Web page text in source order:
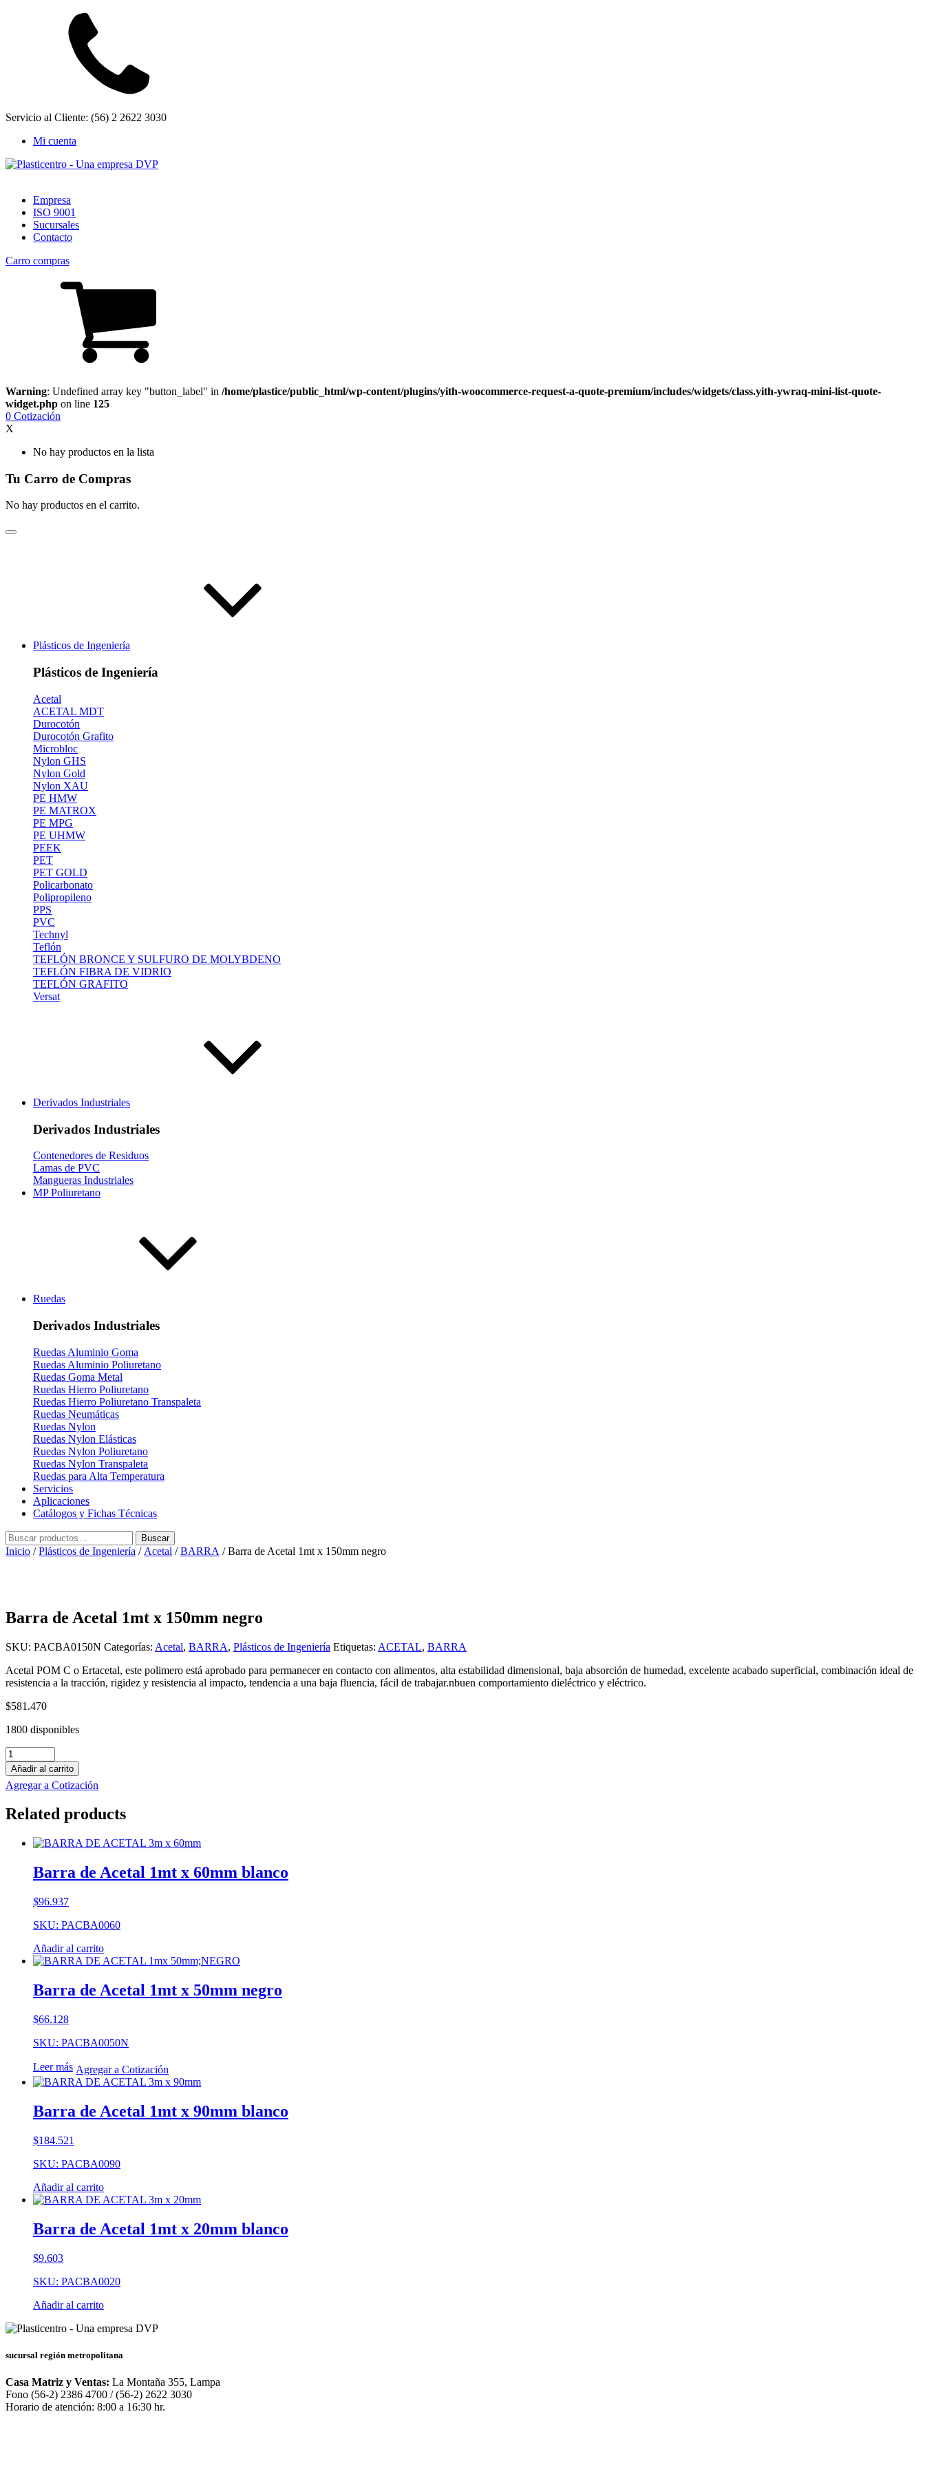
Servicio al Cliente: (56) 2 2622 3030
Mi cuenta
Empresa
ISO 9001
Sucursales
Contacto
Carro compras
Warning: Undefined array key "button_label" in /home/plastice/public_html/wp-content/plugins/yith-woocommerce-request-a-quote-premium/includes/widgets/class.yith-ywraq-mini-list-quote-
widget.php on line 125
0 Cotización
X
No hay productos en la lista
Tu Carro de Compras
No hay productos en el carrito.
Plásticos de Ingeniería
Plásticos de Ingeniería
Acetal
ACETAL MDT
Durocotón
Durocotón Grafito
Microbloc
Nylon GHS
Nylon Gold
Nylon XAU
PE HMW
PE MATROX
PE MPG
PE UHMW
PEEK
PET
PET GOLD
Policarbonato
Polipropileno
PPS
PVC
Technyl
Teflón
TEFLÓN BRONCE Y SULFURO DE MOLYBDENO
TEFLÓN FIBRA DE VIDRIO
TEFLÓN GRAFITO
Versat
Derivados Industriales
Derivados Industriales
Contenedores de Residuos
Lamas de PVC
Mangueras Industriales
MP Poliuretano
Ruedas
Derivados Industriales
Ruedas Aluminio Goma
Ruedas Aluminio Poliuretano
Ruedas Goma Metal
Ruedas Hierro Poliuretano
Ruedas Hierro Poliuretano Transpaleta
Ruedas Neumáticas
Ruedas Nylon
Ruedas Nylon Elásticas
Ruedas Nylon Poliuretano
Ruedas Nylon Transpaleta
Ruedas para Alta Temperatura
Servicios
Aplicaciones
Catálogos y Fichas Técnicas
Buscar
por:
Buscar
Inicio /Plásticos de Ingeniería / Acetal /BARRA / Barra de Acetal 1mt x 150mm negro
Barra de Acetal 1mt x 150mm negro
SKU: PACBA0150N Categorías: Acetal, BARRA, Plásticos de Ingeniería Etiquetas: ACETAL, BARRA
Acetal POM C o Ertacetal, este polimero está aprobado para permanecer en contacto con alimentos, alta estabilidad dimensional, baja absorción de humedad, excelente acabado superficial, combinación ideal de
resistencia a la tracción, rigidez y resistencia al impacto, tendencia a una baja fluencia, fácil de trabajar.nbuen comportamiento dieléctrico y eléctrico.
$581.470
1800 disponibles
Barra
de
Acetal
1mt
150mm
cantidad
Añadir al carrito
Agregar a Cotización
Related products
Barra de Acetal 1mt x 60mm blanco
$96.937
SKU: PACBA0060
Añadir al carrito
Barra de Acetal 1mt x 50mm negro
$66.128
SKU: PACBA0050N
Leer más Agregar a Cotización
Barra de Acetal 1mt x 90mm blanco
$184.521
SKU: PACBA0090
Añadir al carrito
Barra de Acetal 1mt x 20mm blanco
$9.603
SKU: PACBA0020
Añadir al carrito
sucursal región metropolitana
Casa Matriz y Ventas: La Montaña 355, Lampa
Fono (56-2) 2386 4700 / (56-2) 2622 3030
Horario de atención: 8:00 a 16:30 hr.